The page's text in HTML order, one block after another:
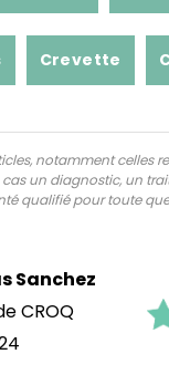
Crevette
notamment celles
un diagnostic, un
qualifié pour toute
Sanchez
CROQ